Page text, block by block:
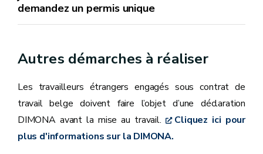
demandez un permis unique
Autres démarches à réaliser
Les travailleurs étrangers engagés sous contrat de
travail belge doivent faire l’objet d’une déclaration
DIMONA avant la mise au travail.
Cliquez ici pour
plus d'informations sur la DIMONA.